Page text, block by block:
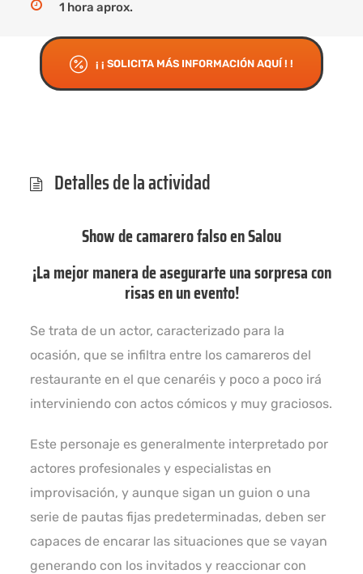
1 hora aprox.
¡ ¡ SOLICITA MÁS INFORMACIÓN AQUÍ ! !
Detalles de la actividad
Show de camarero falso en Salou
¡La mejor manera de asegurarte una sorpresa con
risas en un evento!
Se trata de un actor, caracterizado para la
ocasión, que se infiltra entre los camareros del
restaurante en el que cenaréis y poco a poco irá
interviniendo con actos cómicos y muy graciosos.
Este personaje es generalmente interpretado por
actores profesionales y especialistas en
improvisación, y aunque sigan un guion o una
serie de pautas fijas predeterminadas, deben ser
capaces de encarar las situaciones que se vayan
generando con los invitados y reaccionar con